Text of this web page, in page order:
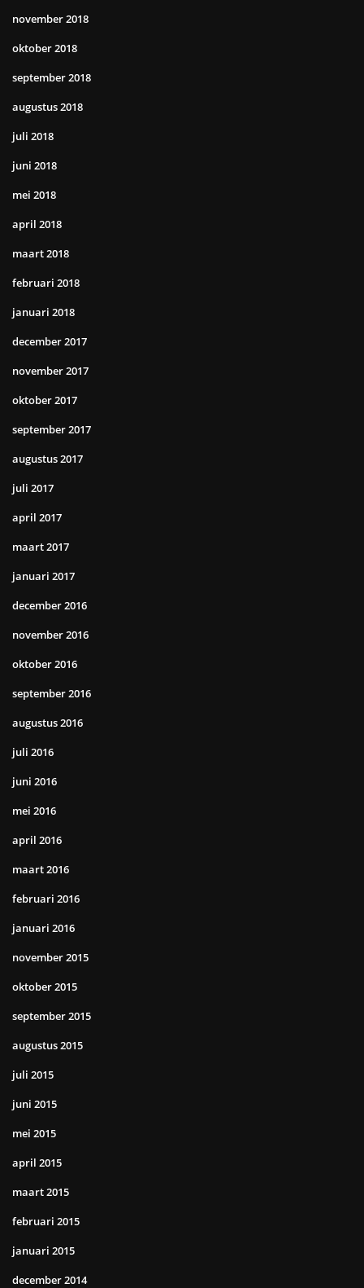
november 2018
oktober 2018
september 2018
augustus 2018
juli 2018
juni 2018
mei 2018
april 2018
maart 2018
februari 2018
januari 2018
december 2017
november 2017
oktober 2017
september 2017
augustus 2017
juli 2017
april 2017
maart 2017
januari 2017
december 2016
november 2016
oktober 2016
september 2016
augustus 2016
juli 2016
juni 2016
mei 2016
april 2016
maart 2016
februari 2016
januari 2016
november 2015
oktober 2015
september 2015
augustus 2015
juli 2015
juni 2015
mei 2015
april 2015
maart 2015
februari 2015
januari 2015
december 2014